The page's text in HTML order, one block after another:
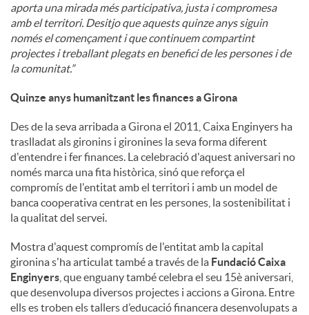
aporta una mirada més participativa, justa i compromesa
amb el territori. Desitjo que aquests quinze anys siguin
només el començament i que continuem compartint
projectes i treballant plegats en benefici de les persones i de
la comunitat.”
Quinze anys humanitzant les finances a Girona
Des de la seva arribada a Girona el 2011, Caixa Enginyers ha
traslladat als gironins i gironines la seva forma diferent
d'entendre i fer finances. La celebració d'aquest aniversari no
només marca una fita històrica, sinó que reforça el
compromís de l'entitat amb el territori i amb un model de
banca cooperativa centrat en les persones, la sostenibilitat i
la qualitat del servei.
Mostra d'aquest compromís de l'entitat amb la capital
gironina s'ha articulat també a través de la Fundació Caixa
Enginyers , que enguany també celebra el seu 15è aniversari,
que desenvolupa diversos projectes i accions a Girona. Entre
ells es troben els tallers d’educació financera desenvolupats a